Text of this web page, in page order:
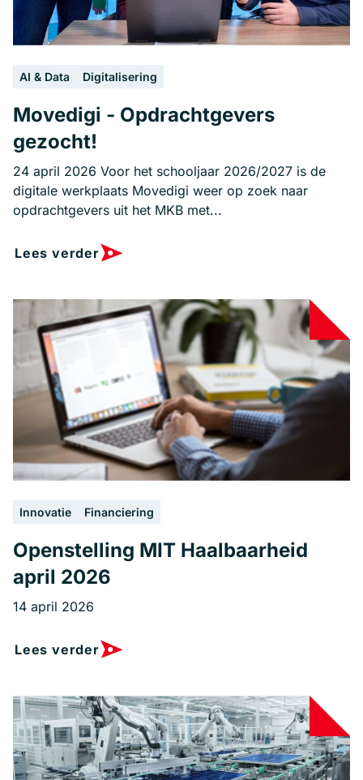
AI & Data Digitalisering
Movedigi - Opdrachtgevers
gezocht!
24 april 2026 Voor het schooljaar 2026/2027 is de
digitale werkplaats Movedigi weer op zoek naar
opdrachtgevers uit het MKB met...
Lees verder
Innovatie Financiering
Openstelling MIT Haalbaarheid
april 2026
14 april 2026
Lees verder